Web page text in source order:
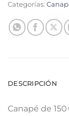
Categorías:
DESCRIPCIÓN
Canapé de